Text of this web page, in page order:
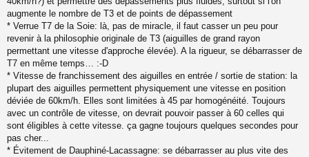
augmente le nombre de T3 et de points de dépassement
* Verrue T7 de la Soie: là, pas de miracle, il faut casser un peu pour
revenir à la philosophie originale de T3 (aiguilles de grand rayon
permettant une vitesse d'approche élevée). A la rigueur, se débarrasser de
T7 en même temps… :-D
* Vitesse de franchissement des aiguilles en entrée / sortie de station: la
plupart des aiguilles permettent physiquement une vitesse en position
déviée de 60km/h. Elles sont limitées à 45 par homogénéité. Toujours
avec un contrôle de vitesse, on devrait pouvoir passer à 60 celles qui
sont éligibles à cette vitesse. ça gagne toujours quelques secondes pour
pas cher...
* Évitement de Dauphiné-Lacassagne: se débarrasser au plus vite des